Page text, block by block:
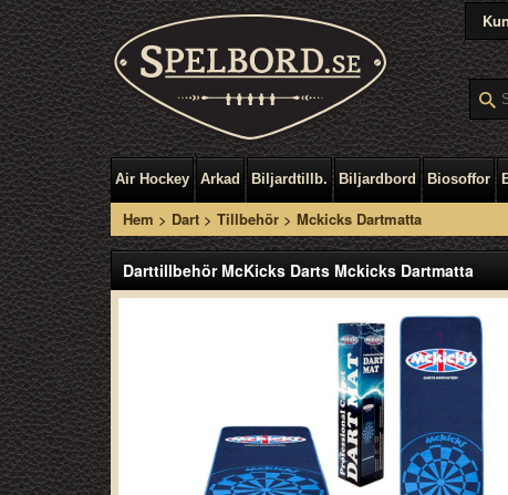
Air Hockey Arkad Biljardtillb. Biljardbord Biosoffor
Hem > Dart> Tillbehör> Mckicks Dartmatta
Darttillbehör McKicks Darts Mckicks Dartmatta